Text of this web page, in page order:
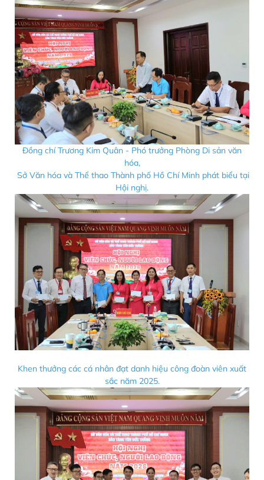
Đồng chí Trương Kim Quân - Phó trưởng Phòng Di sản văn
hóa,
Sở Văn hóa và Thể thao Thành phố Hồ Chí Minh phát biểu tại
Hội nghị.
Khen thưởng các cá nhân đạt danh hiệu công đoàn viên xuất
sắc năm 2025.